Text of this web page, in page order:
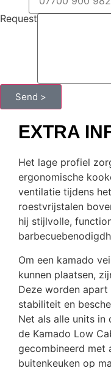
Request
Send >
EXTRA
Het lage profiel
ergonomische
ventilatie tijdens
roestvrijstalen
hij stijlvolle,
Om een ​​kamado
kunnen plaatsen,
Deze worden
stabiliteit en
Net als alle units in
de Kamado Low
gecombineerd met
buitenkeuken op